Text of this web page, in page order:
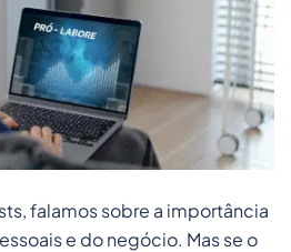
falamos sobre a importância
e do negócio. Mas se o